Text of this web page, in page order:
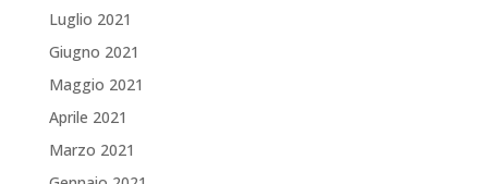
Luglio 2021
Giugno 2021
Maggio 2021
Aprile 2021
Marzo 2021